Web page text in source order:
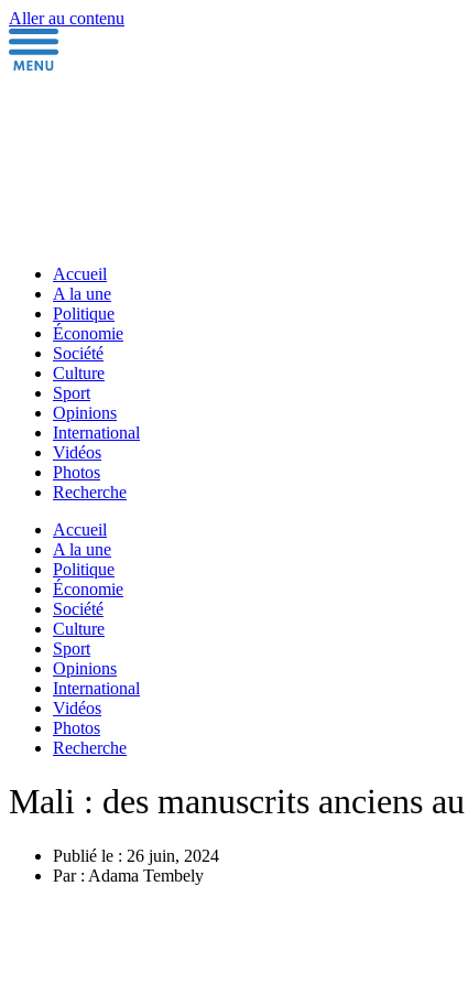
Aller au contenu
Accueil
A la une
Politique
Économie
Société
Culture
Sport
Opinions
International
Vidéos
Photos
Recherche
Accueil
A la une
Politique
Économie
Société
Culture
Sport
Opinions
International
Vidéos
Photos
Recherche
Mali : des manuscrits anciens
Publié le : 26 juin, 2024
Par : Adama Tembely